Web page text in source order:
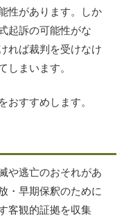
性があります。しか
起訴の可能性がな
れば裁判を受けなけ
まいます。
すすめします。
や逃亡のおそれがあ
・早期保釈のために
客観的証拠を収集